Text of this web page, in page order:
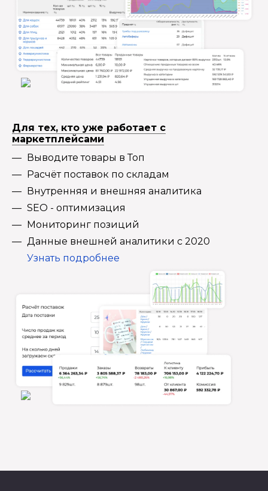
Для тех, кто уже работает с
маркетплейсами
Выводите товары в Топ
Расчёт поставок по складам
Внутренняя и внешняя аналитика
SEO - оптимизация
Мониторинг позиций
Данные внешней аналитики с 2020
Узнать подробнее